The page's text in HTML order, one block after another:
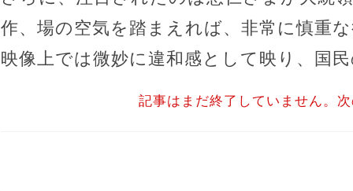
作、場の空気を踏まえれば、非常に慎重
映像上では微妙に違和感として映り、国
記事はまだ終了していません。